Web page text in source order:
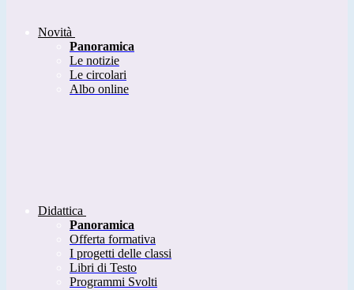
Novità
Panoramica
Le notizie
Le circolari
Albo online
Didattica
Panoramica
Offerta formativa
I progetti delle classi
Libri di Testo
Programmi Svolti